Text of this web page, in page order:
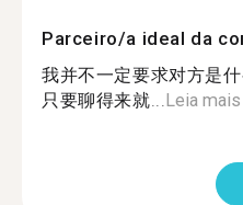
Parceiro/a ideal da
我并不一定要求对方是
只要聊得来就...Leia mais